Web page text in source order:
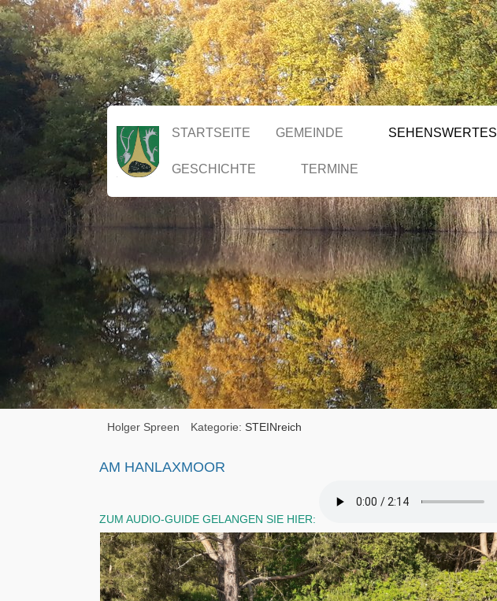
STARTSEITE GEMEINDE SEHENSWERTES
GESCHICHTE TERMINE
Holger Spreen Kategorie: STEINreich
AM HANLAXMOOR
ZUM AUDIO-GUIDE GELANGEN SIE HIER: